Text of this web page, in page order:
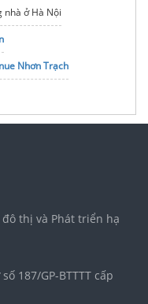
ở Hà Nội
Nhơn Trạch
thị và Phát triển hạ
187/GP-BTTTT cấp